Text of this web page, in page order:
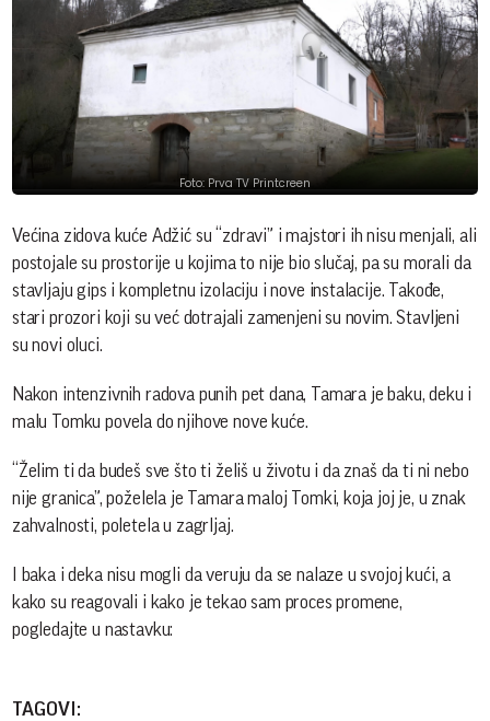
Foto: Prva TV Printcreen
Većina zidova kuće Adžić su “zdravi” i majstori ih nisu menjali, ali
postojale su prostorije u kojima to nije bio slučaj, pa su morali da
stavljaju gips i kompletnu izolaciju i nove instalacije. Takođe,
stari prozori koji su već dotrajali zamenjeni su novim. Stavljeni
su novi oluci.
Nakon intenzivnih radova punih pet dana, Tamara je baku, deku i
malu Tomku povela do njihove nove kuće.
“Želim ti da budeš sve što ti želiš u životu i da znaš da ti ni nebo
nije granica”, poželela je Tamara maloj Tomki, koja joj je, u znak
zahvalnosti, poletela u zagrljaj.
I baka i deka nisu mogli da veruju da se nalaze u svojoj kući, a
kako su reagovali i kako je tekao sam proces promene,
pogledajte u nastavku:
TAGOVI: